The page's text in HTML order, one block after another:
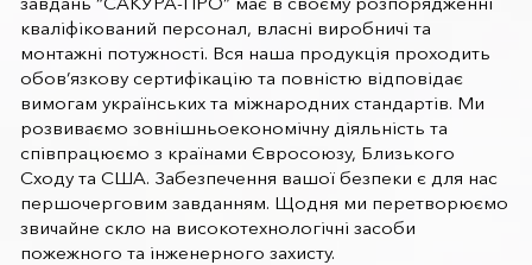
кваліфікований персонал, власні виробничі та
монтажні потужності. Вся наша продукція проходить
обов’язкову сертифікацію та повністю відповідає
вимогам українських та міжнародних стандартів. Ми
розвиваємо зовнішньоекономічну діяльність та
співпрацюємо з країнами Євросоюзу, Близького
Сходу та США. Забезпечення вашої безпеки є для нас
першочерговим завданням. Щодня ми перетворюємо
звичайне скло на високотехнологічні засоби
пожежного та інженерного захисту.